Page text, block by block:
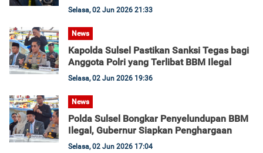
Selasa, 02 Jun 2026 21:33
News
Kapolda Sulsel Pastikan Sanksi Tegas bagi
Anggota Polri yang Terlibat BBM Ilegal
Selasa, 02 Jun 2026 19:36
News
Polda Sulsel Bongkar Penyelundupan BBM
Ilegal, Gubernur Siapkan Penghargaan
Selasa, 02 Jun 2026 17:04